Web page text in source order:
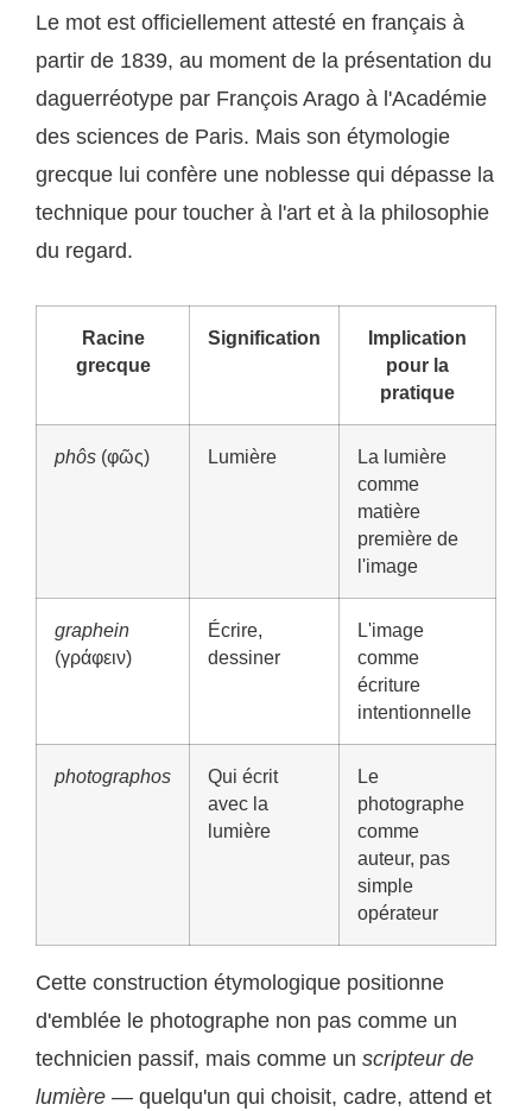
Le mot est officiellement attesté en français à
partir de 1839, au moment de la présentation du
daguerréotype par François Arago à l'Académie
des sciences de Paris. Mais son étymologie
grecque lui confère une noblesse qui dépasse la
technique pour toucher à l'art et à la philosophie
du regard.
Racine
grecque
Signification
Implication
pour la
pratique
phôs (φῶς) Lumière
La lumière
comme
matière
première de
l'image
graphein
(γράφειν)
Écrire,
dessiner
L'image
comme
écriture
intentionnelle
photographos
Qui écrit
avec la
lumière
Le
photographe
comme
auteur, pas
simple
opérateur
Cette construction étymologique positionne
d'emblée le photographe non pas comme un
technicien passif, mais comme un scripteur de
lumière — quelqu'un qui choisit, cadre, attend et